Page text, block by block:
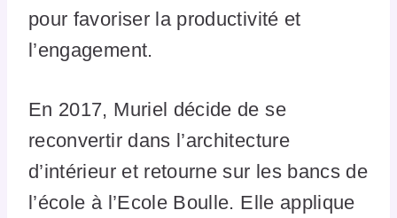
pour favoriser la productivité et
l’engagement.
En 2017, Muriel décide de se
reconvertir dans l’architecture
d’intérieur et retourne sur les bancs de
l’école à l’Ecole Boulle. Elle applique